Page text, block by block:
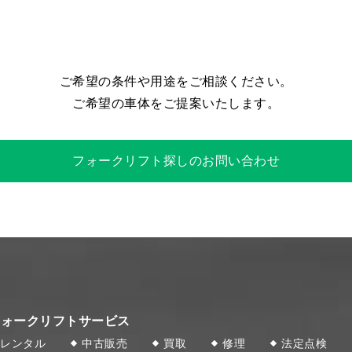
ご希望の条件や用途をご相談ください。
ご希望の車体をご提案いたします。
フォークリフト探しのお問い合わせ
ークリフトサービス
レンタル 中古販売 買取 修理 法定点検